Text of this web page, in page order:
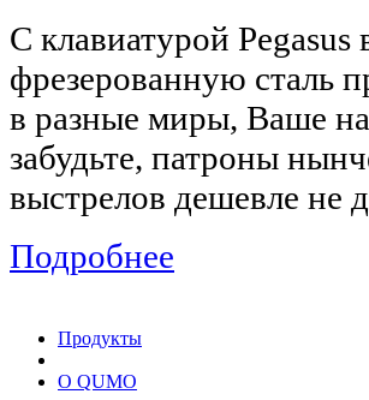
С клавиатурой
фрезерованную сталь
в разные миры, Ваше
забудьте, патроны
выстрелов дешевле не
Подробнее
Продукты
О QUMO